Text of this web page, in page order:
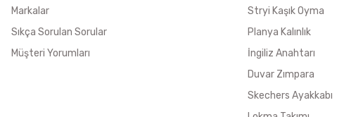
Markalar
Sıkça Sorulan Sorular
Müşteri Yorumları
Stryi Kaşık Oyma
Planya Kalınlık
İngiliz Anahtarı
Duvar Zımpara
Skechers Ayakkabı